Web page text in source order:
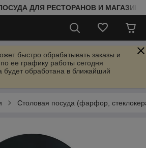
ДЛЯ РЕСТОРАНОВ И
быстро обрабатывать заказы и
ее графику работы сегодня
будет обработана в ближайший
Столовая посуда (фарфор,